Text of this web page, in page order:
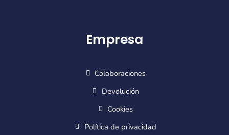
Empresa
Colaboraciones
Devolución
Cookies
Política de privacidad